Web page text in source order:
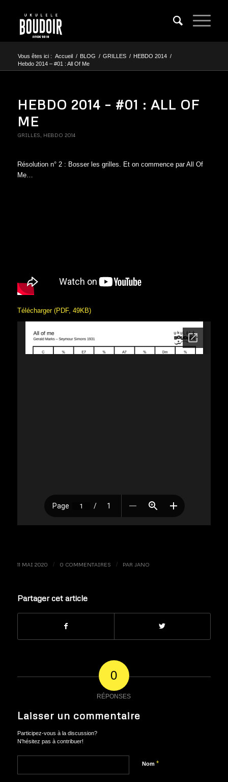
Vous êtes ici : Accueil / BLOG / GRILLES / HEBDO 2014 /
Hebdo 2014 – #01 : All Of Me
HEBDO 2014 – #01 : ALL OF
ME
GRILLES HEBDO 2014
Résolution n° 2 : Bosser les grilles. Et on commence par All Of
Me…
Télécharger (PDF, 49KB)
11 MAI 2020 / 0 COMMENTAIRES / PAR JANO
Partager cet article
0
RÉPONSES
Laisser un commentaire
Participez-vous à la discussion?
N'hésitez pas à contribuer!
Nom *